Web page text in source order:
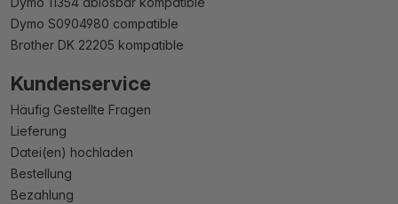
Dymo S0904980 compatible
Brother DK 22205 kompatible
Kundenservice
Häufig Gestellte Fragen
Lieferung
Datei(en) hochladen
Bestellung
Bezahlung